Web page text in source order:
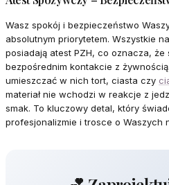
Wasz spokój i bezpieczeństwo
absolutnym priorytetem. Wszystkie
posiadają atest PZH, co oznacza, że
bezpośrednim kontakcie z
umieszczać w nich tort, ciasta czy
materiał nie wchodzi w reakcje z
smak. To kluczowy detal, który
profesjonalizmie i trosce o Waszych